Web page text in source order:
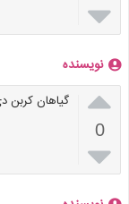

نویسنده

0

گیاهان کربن